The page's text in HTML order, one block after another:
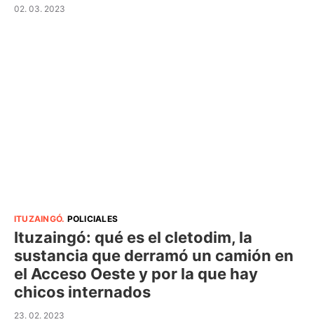
02. 03. 2023
ITUZAINGÓ. POLICIALES
Ituzaingó: qué es el cletodim, la
sustancia que derramó un camión en
el Acceso Oeste y por la que hay
chicos internados
23. 02. 2023